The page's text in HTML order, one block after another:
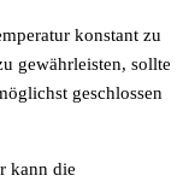
konstant zu
gewährleisten, sollte
geschlossen
kann die